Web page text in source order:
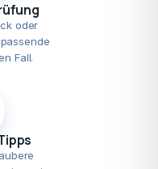
oder
Fall.